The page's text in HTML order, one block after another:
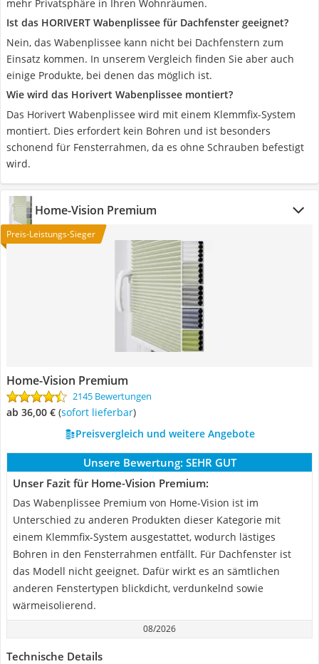
mehr Privatsphäre in Ihren Wohnräumen.
Ist das HORIVERT Wabenplissee für Dachfenster geeignet?
Nein, das Wabenplissee kann nicht bei Dachfenstern zum
Einsatz kommen. In unserem Vergleich finden Sie aber auch
einige Produkte, bei denen das möglich ist.
Wie wird das Horivert Wabenplissee montiert?
Das Horivert Wabenplissee wird mit einem Klemmfix-System
montiert. Dies erfordert kein Bohren und ist besonders
schonend für Fensterrahmen, da es ohne Schrauben befestigt
wird.
Home-Vision Premium
Preis-Leistungs-Sieger
Home-Vision Premium
2145 Bewertungen
ab 36,00 € ( Sofort lieferbar)
Preisvergleich und weitere Angebote
Unsere Bewertung: SEHR GUT
Unser Fazit für Home-Vision Premium:
Das Wabenplissee Premium von Home-Vision ist im
Unterschied zu anderen Produkten dieser Kategorie mit
einem Klemmfix-System ausgestattet, wodurch lästiges
Bohren in den Fensterrahmen entfällt. Für Dachfenster ist
das Modell nicht geeignet. Dafür wirkt es an sämtlichen
anderen Fenstertypen blickdicht, verdunkelnd sowie
wärmeisolierend.
08/2026
Technische Details